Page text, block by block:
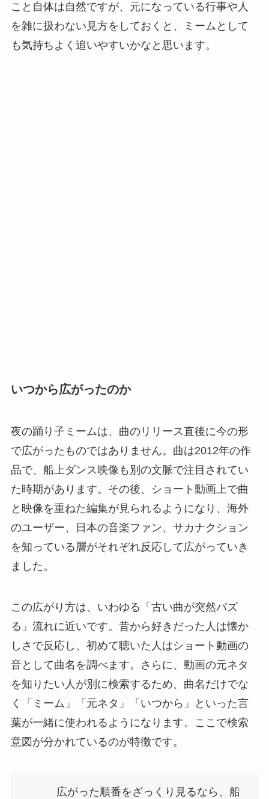
こと自体は自然ですが、元になっている行事や人
を雑に扱わない見方をしておくと、ミームとして
も気持ちよく追いやすいかなと思います。
いつから広がったのか
夜の踊り子ミームは、曲のリリース直後に今の形
で広がったものではありません。曲は2012年の作
品で、船上ダンス映像も別の文脈で注目されてい
た時期があります。その後、ショート動画上で曲
と映像を重ねた編集が見られるようになり、海外
のユーザー、日本の音楽ファン、サカナクション
を知っている層がそれぞれ反応して広がっていき
ました。
この広がり方は、いわゆる「古い曲が突然バズ
る」流れに近いです。昔から好きだった人は懐か
しさで反応し、初めて聴いた人はショート動画の
音として曲名を調べます。さらに、動画の元ネタ
を知りたい人が別に検索するため、曲名だけでな
く「ミーム」「元ネタ」「いつから」といった言
葉が一緒に使われるようになります。ここで検索
意図が分かれているのが特徴です。
広がった順番をざっくり見るなら、船